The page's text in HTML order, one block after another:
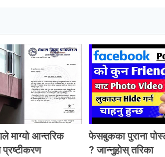
माग्यो आन्तरिक
प्रष्टीकरण
फेसबुकका पुराना
? जान्नुहाेस् तरिका